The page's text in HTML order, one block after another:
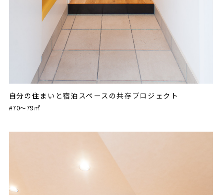
自分の住まいと宿泊スペースの共存プロジェクト
#70〜79㎡